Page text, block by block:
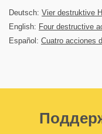
Deutsch: Vier destruktive
English: Four destructive
Español: Cuatro acciones